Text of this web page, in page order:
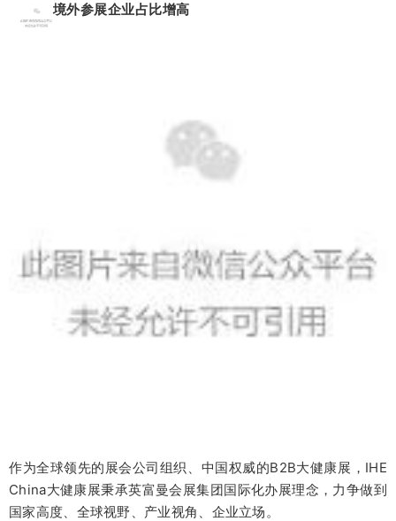
境外参展企业占比增高
作为全球领先的展会公司组织、中国权威的B2B大健康展，IHE
China大健康展秉承英富曼会展集团国际化办展理念，力争做到
国家高度、全球视野、产业视角、企业立场。